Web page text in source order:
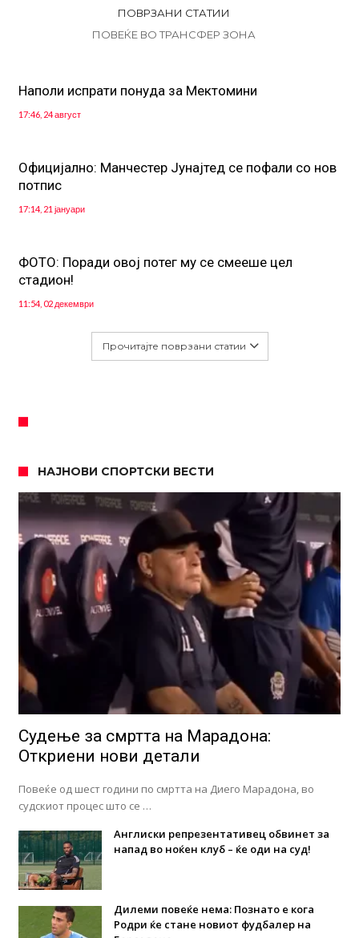
ПОВРЗАНИ СТАТИИ
ПОВЕЌЕ ВО ТРАНСФЕР ЗОНА
Наполи испрати понуда за Мектомини
17:46, 24 август
Официјално: Манчестер Јунајтед се пофали со нов
потпис
17:14, 21 јануари
ФОТО: Поради овој потег му се смееше цел
стадион!
11:54, 02 декември
Прочитајте поврзани статии
НАЈНОВИ СПОРТСКИ ВЕСТИ
Судење за смртта на Марадона:
Откриени нови детали
Повеќе од шест години по смртта на Диего Марадона, во
судскиот процес што се …
Англиски репрезентативец обвинет за
напад во ноќен клуб – ќе оди на суд!
Дилеми повеќе нема: Познато е кога
Родри ќе стане новиот фудбалер на